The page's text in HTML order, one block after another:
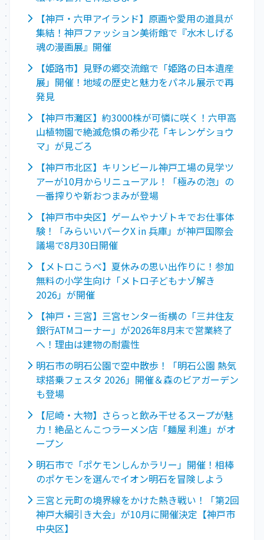
【神戸・六甲アイランド】原画や愛用の道具が
集結！神戸ファッション美術館で『水木しげる
魂の漫画展』開催
【姫路市】見野の郷交流館で「姫路の日本遺産
展」開催！地域の歴史と魅力をパネル展示で再
発見
【神戸市灘区】約3000株が可憐に咲く！六甲高
山植物園で絶滅危惧の希少花「キレンゲショウ
マ」が見ごろ
【神戸市北区】キリンビール神戸工場の見学ツ
アーが10月からリニューアル！「極みの泡」の
一番搾りや新おつまみが登場
【神戸市中央区】ゲームやナゾトキでお仕事体
験！「みらいいパークX in 兵庫」が神戸国際会
議場で8月30日開催
【メトロこうべ】夏休みの思い出作りに！参加
無料の小学生向け「メトロ子どもナゾ解き
2026」が開催
【神戸・三宮】三宮センター街横の「三井住友
銀行ATMコーナー」が2026年8月末で営業終了
へ！理由は建物の耐震性
明石市の明石公園で空中散歩！「明石公園 熱気
球搭乗フェスタ 2026」開催＆森のビアガーデン
も登場
【尼崎・大物】さらっと飲み干せるスープが魅
力！絶品とんこつラーメン店「麺屋 利進」がオ
ープン
明石市で「ポケモンしんかラリー」開催！相棒
のポケモンを選んでイオン明石を冒険しよう
三宮と元町の境界線をかけた熱き戦い！「第2回
神戸大綱引き大会」が10月に開催決定【神戸市
中央区】